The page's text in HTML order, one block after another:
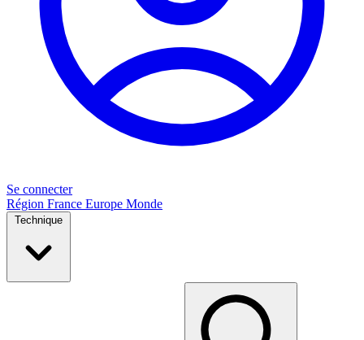
Se connecter
Région France Europe Monde
Technique